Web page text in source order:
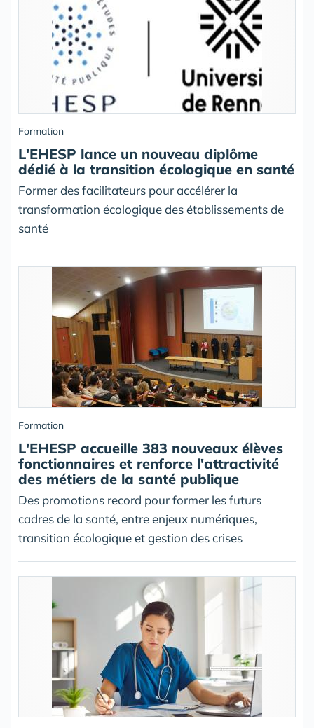
Formation
L'EHESP lance un nouveau diplôme
dédié à la transition écologique en santé
Former des facilitateurs pour accélérer la
transformation écologique des établissements de
santé
Formation
L'EHESP accueille 383 nouveaux élèves
fonctionnaires et renforce l'attractivité
des métiers de la santé publique
Des promotions record pour former les futurs
cadres de la santé, entre enjeux numériques,
transition écologique et gestion des crises